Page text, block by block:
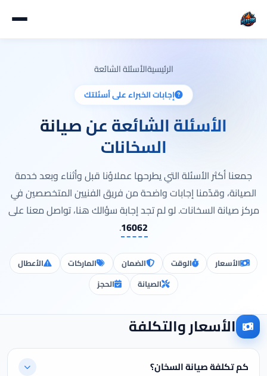
الرئيسيةالأسئلة الشائعة
إجابات الخبراء على أسئلتك
الأسئلة الشائعة عن صيانة
السخانات
جمعنا أكثر الأسئلة التي يطرحها عملاؤنا قبل وأثناء وبعد خدمة
الصيانة، وقدّمنا إجابات واضحة من فريق الفنيين المتخصصين في
مركز صيانة السخانات. لو لم تجد إجابة سؤالك هنا، تواصل معنا على
16062
.
الأسعار الوقت الضمان الماركات
الأعطال
الصيانة
الحجز
الأسعار والتكلفة
كم تكلفة صيانة السخان؟